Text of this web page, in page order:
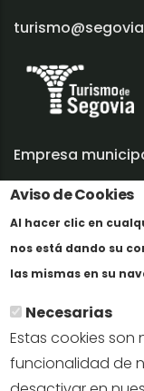
Aviso de Cookies
Al hacer clic en
nos está dando su
las mismas en su
Necesarias
Estas cookies
funcionalidad de
Empresa
Trabaja con
Informes y
Perfil del
Oficinas de